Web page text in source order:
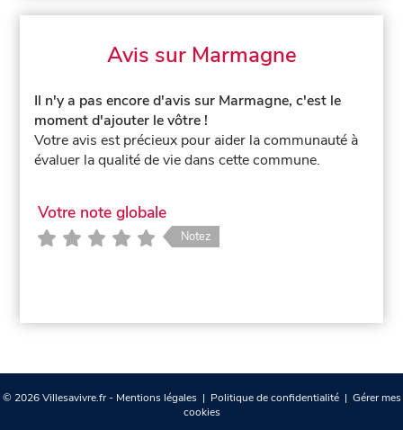
Avis sur Marmagne
Il n'y a pas encore d'avis sur Marmagne, c'est le
moment d'ajouter le vôtre !
Votre avis est précieux pour aider la communauté à
évaluer la qualité de vie dans cette commune.
Votre note globale
Notez
© 2026 Villesavivre.fr - Mentions légales| Politique de confidentialité| Gérer mes
cookies